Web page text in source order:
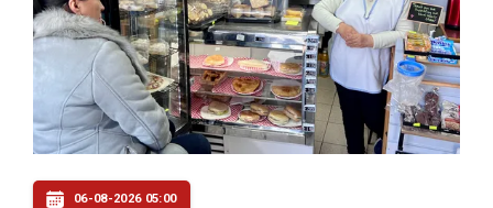
06-08-2026 05:00